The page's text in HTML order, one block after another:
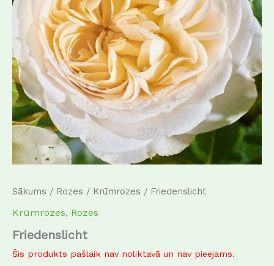
Sākums / Rozes / Krūmrozes / Friedenslicht
Krūmrozes, Rozes
Friedenslicht
Šis produkts pašlaik nav noliktavā un nav pieejams.